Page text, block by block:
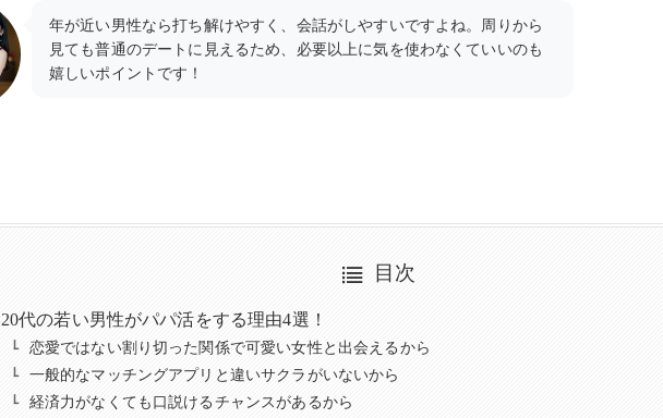
年が近い男性なら打ち解けやすく、会話がしやすいですよね。周りから
見ても普通のデートに見えるため、必要以上に気を使わなくていいのも
嬉しいポイントです！
目次
20代の若い男性がパパ活をする理由4選！
恋愛ではない割り切った関係で可愛い女性と出会えるから
一般的なマッチングアプリと違いサクラがいないから
経済力がなくても口説けるチャンスがあるから